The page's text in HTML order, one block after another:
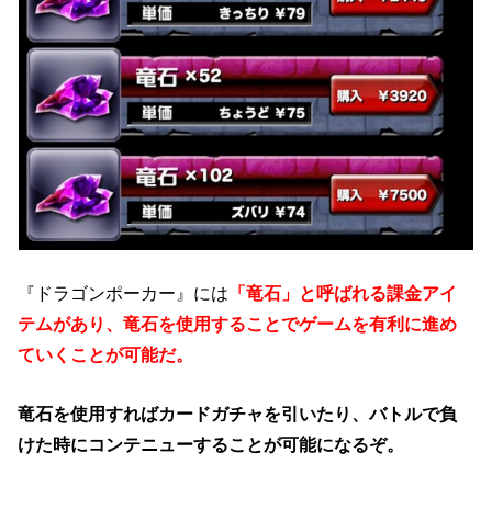
『ドラゴンポーカー』には 「竜石」と呼ばれる課金アイ
テムがあり、竜石を使用することでゲームを有利に進め
ていくことが可能だ。
竜石を使用すればカードガチャを引いたり、バトルで負
けた時にコンテニューすることが可能になるぞ。